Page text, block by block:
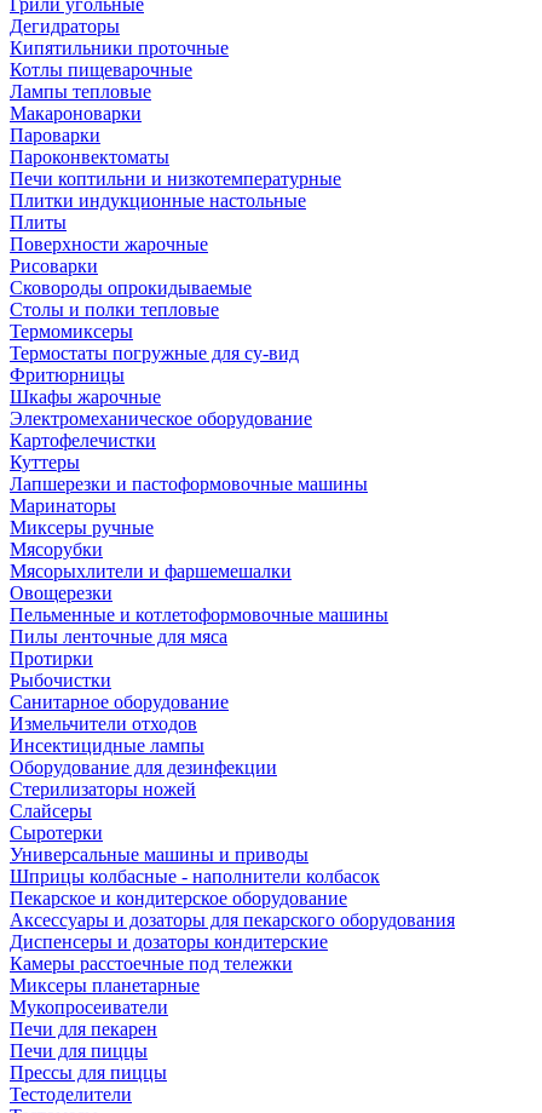
Грили угольные
Дегидраторы
Кипятильники проточные
Котлы пищеварочные
Лампы тепловые
Макароноварки
Пароварки
Пароконвектоматы
Печи коптильни и низкотемпературные
Плитки индукционные настольные
Плиты
Поверхности жарочные
Рисоварки
Сковороды опрокидываемые
Столы и полки тепловые
Термомиксеры
Термостаты погружные для су-вид
Фритюрницы
Шкафы жарочные
Электромеханическое оборудование
Картофелечистки
Куттеры
Лапшерезки и пастоформовочные машины
Маринаторы
Миксеры ручные
Мясорубки
Мясорыхлители и фаршемешалки
Овощерезки
Пельменные и котлетоформовочные машины
Пилы ленточные для мяса
Протирки
Рыбочистки
Санитарное оборудование
Измельчители отходов
Инсектицидные лампы
Оборудование для дезинфекции
Стерилизаторы ножей
Слайсеры
Сыротерки
Универсальные машины и приводы
Шприцы колбасные - наполнители колбасок
Пекарское и кондитерское оборудование
Аксессуары и дозаторы для пекарского оборудования
Диспенсеры и дозаторы кондитерские
Камеры расстоечные под тележки
Миксеры планетарные
Мукопросеиватели
Печи для пекарен
Печи для пиццы
Прессы для пиццы
Тестоделители